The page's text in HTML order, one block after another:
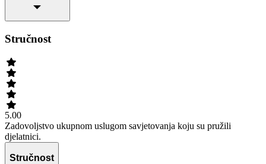
Stručnost
5.00
Zadovoljstvo ukupnom uslugom savjetovanja koju su pružili
djelatnici.
Stručnost